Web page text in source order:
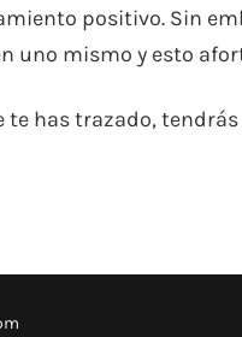
positivo. Sin
uno mismo y esto
has trazado,